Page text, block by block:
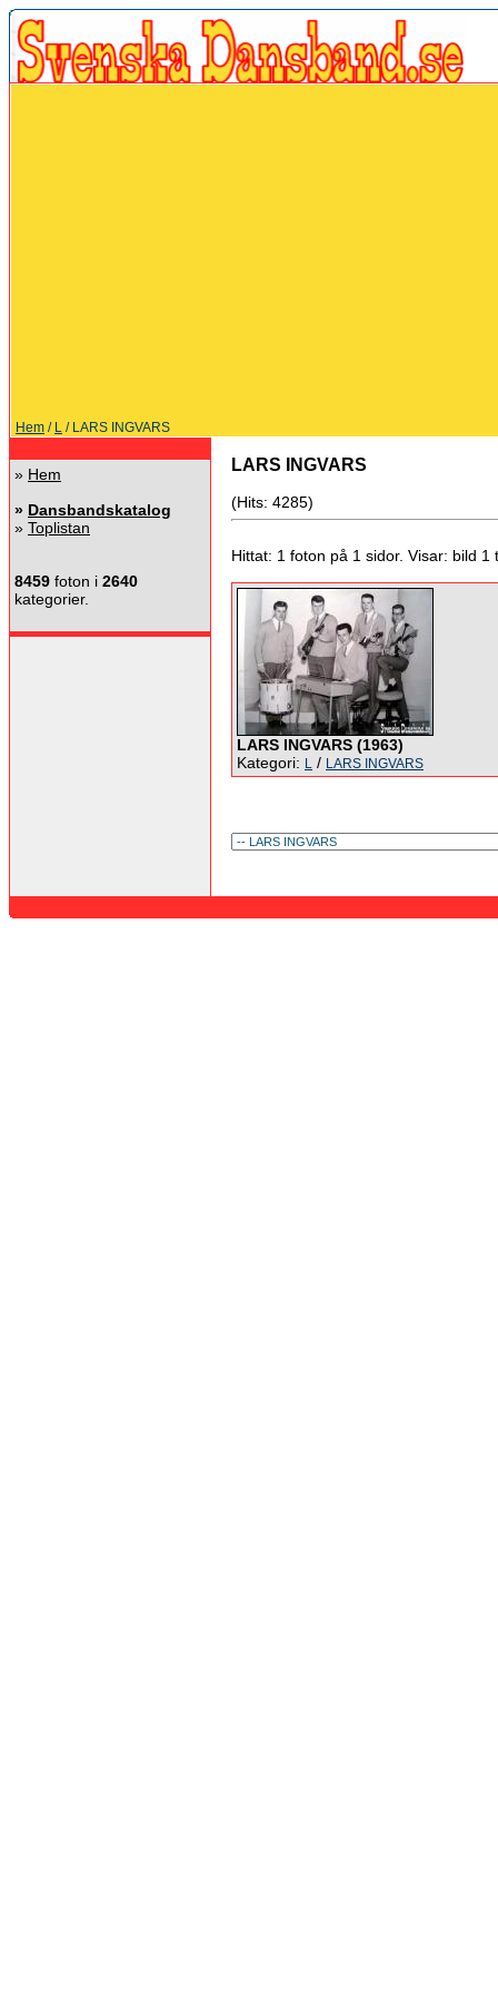
Hem / L / LARS INGVARS
» Hem
» Dansbandskatalog
» Toplistan
8459 foton i 2640
kategorier.
LARS INGVARS
(Hits: 4285)
Hittat: 1 foton på 1 sidor. Visar: bild 1
LARS INGVARS (1963)
Kategori: L / LARS INGVARS